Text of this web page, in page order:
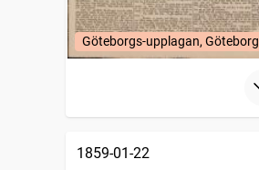
Göteborgs-upplagan, Göteborg
1859-01-22